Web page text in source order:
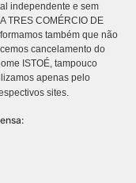
independente e sem
TRES COMÉRCIO DE
também que não
cancelamento do
ISTOÉ, tampouco
apenas pelo
sites.